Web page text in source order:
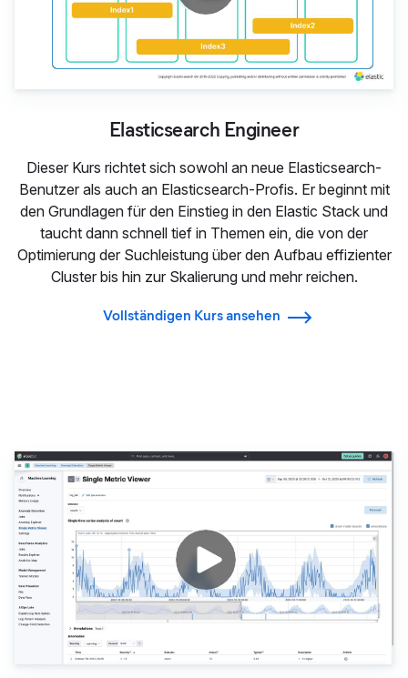
Elasticsearch Engineer
Dieser Kurs richtet sich sowohl an neue Elasticsearch-
Benutzer als auch an Elasticsearch-Profis. Er beginnt mit
den Grundlagen für den Einstieg in den Elastic Stack und
taucht dann schnell tief in Themen ein, die von der
Optimierung der Suchleistung über den Aufbau effizienter
Cluster bis hin zur Skalierung und mehr reichen.
Vollständigen Kurs ansehen
Datenanalyse mit Kibana